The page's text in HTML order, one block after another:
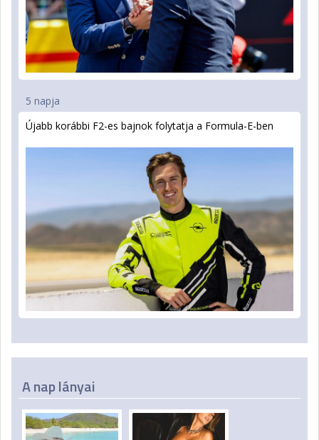
5 napja
Újabb korábbi F2-es bajnok folytatja a Formula-E-ben
A nap lányai